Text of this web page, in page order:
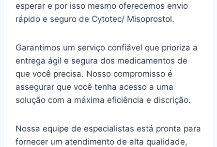
esperar e por isso mesmo oferecemos envio
rápido e seguro de Cytotec/ Misoprostol.
Garantimos um serviço confiável que prioriza a
entrega ágil e segura dos medicamentos de
que você precisa. Nosso compromisso é
assegurar que você tenha acesso a uma
solução com a máxima eficiência e discrição.
Nossa equipe de especialistas está pronta para
fornecer um atendimento de alta qualidade,